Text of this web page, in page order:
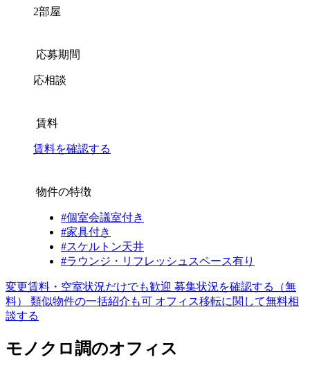
2部屋
応募期間
応相談
賃料
賃料を確認する
物件の特徴
#個室会議室付き
#家具付き
#スケルトン天井
#ラウンジ・リフレッシュスペース有り
変更賃料・空室状況だけでも歓迎 募集状況を確認する（無
料）
類似物件の一括紹介も可 オフィス移転に関して無料相
談する
モノクロ調のオフィス